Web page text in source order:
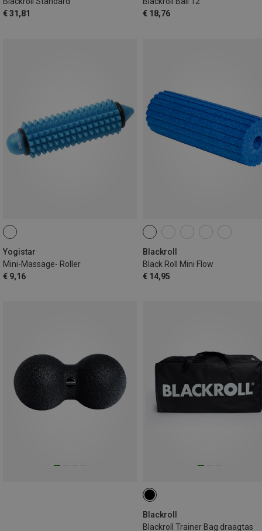
€ 31,81
€ 18,76
Yogistar
Mini-Massage- Roller
€ 9,16
Blackroll
Black Roll Mini Flow
€ 14,95
Blackroll
Blackroll Trainer Bag draagtas